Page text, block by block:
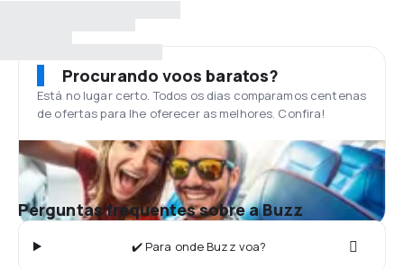
Procurando voos baratos?
Está no lugar certo. Todos os dias comparamos centenas
de ofertas para lhe oferecer as melhores. Confira!
Perguntas frequentes sobre a Buzz
✔️ Para onde Buzz voa?